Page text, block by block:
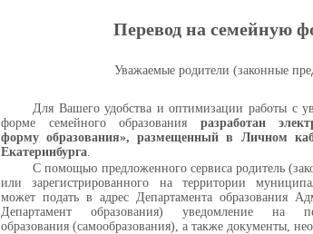
Перевод на семейную
Уважаемые родители (законные
Для Вашего удобства и оптимизации работы с
форме
семейного образования разработан
форму образования», размещенный в Личном
Екатеринбурга.
С помощью предложенного сервиса родитель
или зарегистрированного на территории
может подать в адрес Департамента образования
Департамент образования)
уведомление на
образования (самообразования), а также документы,